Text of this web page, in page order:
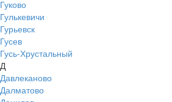
Гуково
Гулькевичи
Гурьевск
Гусев
Гусь-Хрустальный
Д
Давлеканово
Далматово